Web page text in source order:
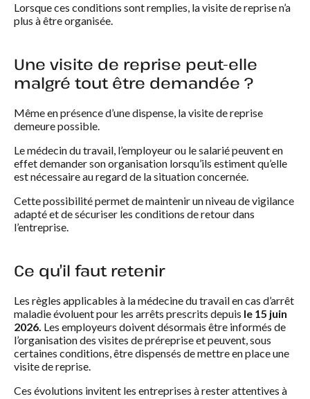
Lorsque ces conditions sont remplies, la visite de reprise n’a
plus à être organisée.
Une visite de reprise peut-elle
malgré tout être demandée ?
Même en présence d’une dispense, la visite de reprise
demeure possible.
Le médecin du travail, l’employeur ou le salarié peuvent en
effet demander son organisation lorsqu’ils estiment qu’elle
est nécessaire au regard de la situation concernée.
Cette possibilité permet de maintenir un niveau de vigilance
adapté et de sécuriser les conditions de retour dans
l’entreprise.
Ce qu’il faut retenir
Les règles applicables à la médecine du travail en cas d’arrêt
maladie évoluent pour les arrêts prescrits depuis le 15 juin
2026. Les employeurs doivent désormais être informés de
l’organisation des visites de préreprise et peuvent, sous
certaines conditions, être dispensés de mettre en place une
visite de reprise.
Ces évolutions invitent les entreprises à rester attentives à